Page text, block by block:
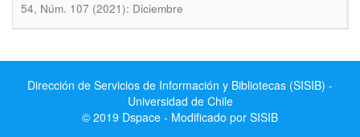
54, Núm. 107 (2021): Diciembre
Dirección de Servicios de Información y Bibliotecas (SISIB) -
Universidad de Chile
© 2019 Dspace - Modificado por SISIB